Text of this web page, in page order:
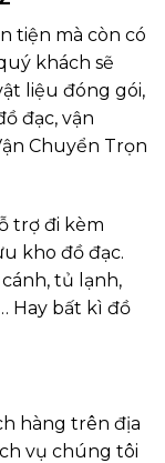
tiện mà còn có
khách sẽ
liệu đóng gói,
đạc, vận
Chuyển Trọn
trợ đi kèm
kho đồ đạc.
tủ lạnh,
Hay bất kì đồ
hàng trên địa
vụ chúng tôi